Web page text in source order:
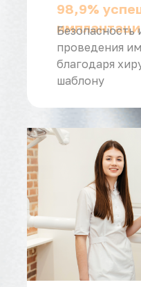
98,9%
Безопасность
проведения
благодаря
шаблону